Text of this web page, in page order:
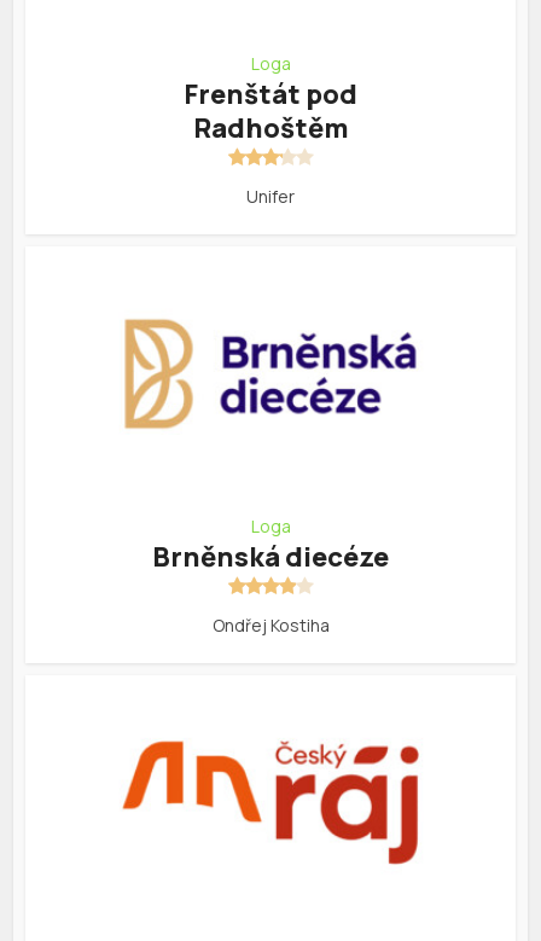
Loga
Frenštát pod
Radhoštěm
Unifer
Loga
Brněnská diecéze
Ondřej Kostiha